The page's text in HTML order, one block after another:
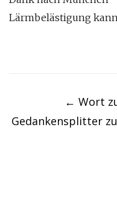
Lärmbelästigung
navigation
← Wort
Gedankensplitter